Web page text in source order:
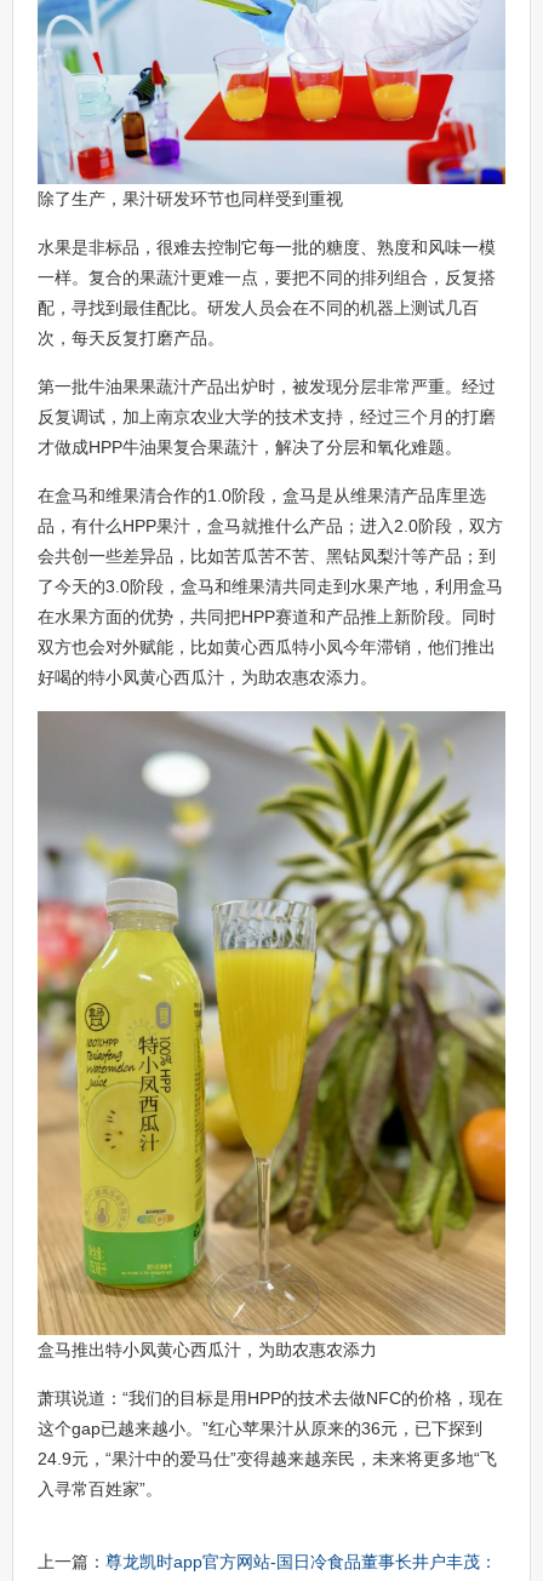
除了生产，果汁研发环节也同样受到重视
水果是非标品，很难去控制它每一批的糖度、熟度和风味一模
一样。复合的果蔬汁更难一点，要把不同的排列组合，反复搭
配，寻找到最佳配比。研发人员会在不同的机器上测试几百
次，每天反复打磨产品。
第一批牛油果果蔬汁产品出炉时，被发现分层非常严重。经过
反复调试，加上南京农业大学的技术支持，经过三个月的打磨
才做成HPP牛油果复合果蔬汁，解决了分层和氧化难题。
在盒马和维果清合作的1.0阶段，盒马是从维果清产品库里选
品，有什么HPP果汁，盒马就推什么产品；进入2.0阶段，双方
会共创一些差异品，比如苦瓜苦不苦、黑钻凤梨汁等产品；到
了今天的3.0阶段，盒马和维果清共同走到水果产地，利用盒马
在水果方面的优势，共同把HPP赛道和产品推上新阶段。同时
双方也会对外赋能，比如黄心西瓜特小凤今年滞销，他们推出
好喝的特小凤黄心西瓜汁，为助农惠农添力。
盒马推出特小凤黄心西瓜汁，为助农惠农添力
萧琪说道：“我们的目标是用HPP的技术去做NFC的价格，现在
这个gap已越来越小。”红心苹果汁从原来的36元，已下探到
24.9元，“果汁中的爱马仕”变得越来越亲民，未来将更多地“飞
入寻常百姓家”。
上一篇： 尊龙凯时app官方网站-国日冷食品董事长井户丰茂：